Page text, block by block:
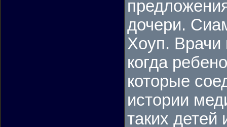
дочери.
Хоуп. Врачи
когда
которые
истории
таких